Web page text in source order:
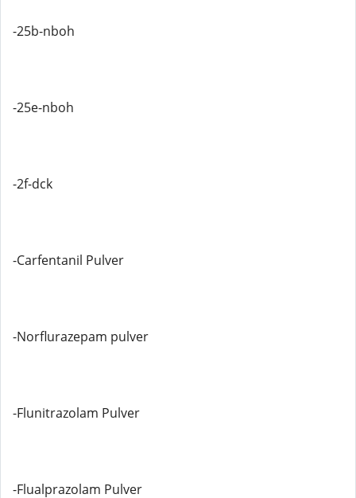
-25b-nboh
-25e-nboh
-2f-dck
-Carfentanil Pulver
-Norflurazepam pulver
-Flunitrazolam Pulver
-Flualprazolam Pulver